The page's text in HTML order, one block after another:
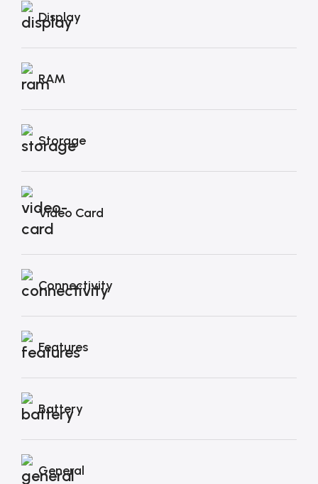
Display
RAM
Storage
Video Card
Connectivity
Features
Battery
General